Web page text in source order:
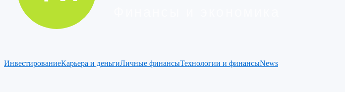
ИнвестированиеКарьера и деньгиЛичные финансыТехнологии и финансыNews